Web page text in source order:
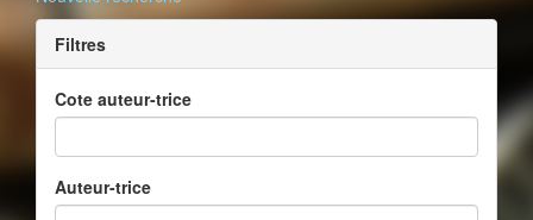
Filtres
Cote auteur-trice
Auteur-trice